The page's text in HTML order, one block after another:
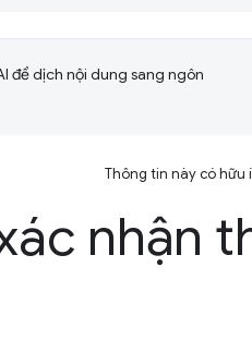
để dịch nội dung sang ngôn
Thông tin này có hữu
nhận